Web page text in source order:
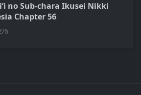
no Sub-chara Ikusei Nikki
Chapter 56
6